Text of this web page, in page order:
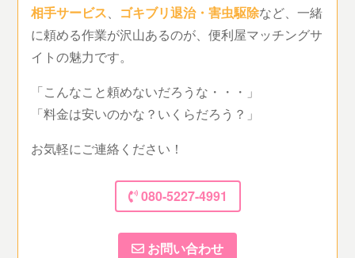
相手サービス、 ゴキブリ退治・害虫駆除など、一緒
に頼める作業が沢山あるのが、便利屋マッチングサ
イトの魅力です。
「こんなこと頼めないだろうな・・・」
「料金は安いのかな？いくらだろう？」
お気軽にご連絡ください！
080-5227-4991
お問い合わせ